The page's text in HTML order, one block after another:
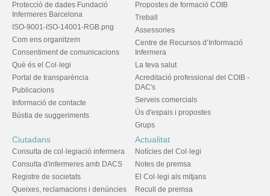
Protecció de dades Fundació
Infermeres Barcelona
ISO-9001-ISO-14001-RGB.png
Com ens organitzem
Consentiment de comunicacions
Què és el Col·legi
Portal de transparència
Publicacions
Informació de contacte
Bústia de suggeriments
Propostes de formació COIB
Treball
Assessories
Centre de Recursos d’Informació
Infermera
La teva salut
Acreditació professional del COIB -
DAC's
Serveis comercials
Ús d'espais i propostes
Grups
Ciutadans
Consulta de col·legiació infermera
Consulta d'infermeres amb DACS
Registre de societats
Queixes, reclamacions i denúncies
Actualitat
Notícies del Col·legi
Notes de premsa
El Col·legi als mitjans
Recull de premsa